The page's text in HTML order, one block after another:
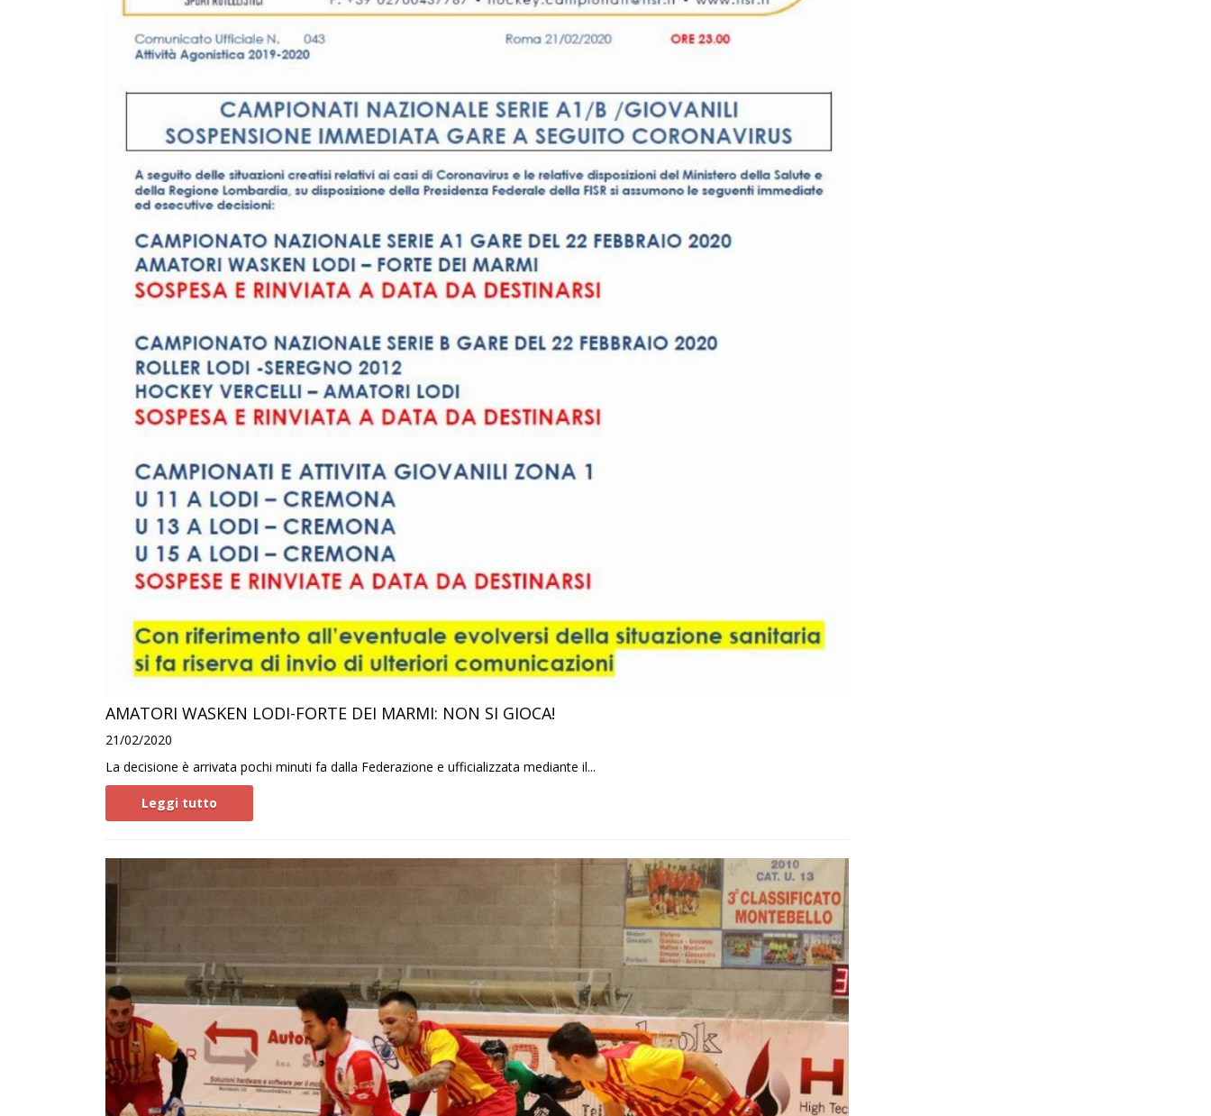
AMATORI WASKEN LODI-FORTE DEI MARMI: NON SI GIOCA!
21/02/2020
La decisione è arrivata pochi minuti fa dalla Federazione e ufficializzata mediante il...
Leggi tutto